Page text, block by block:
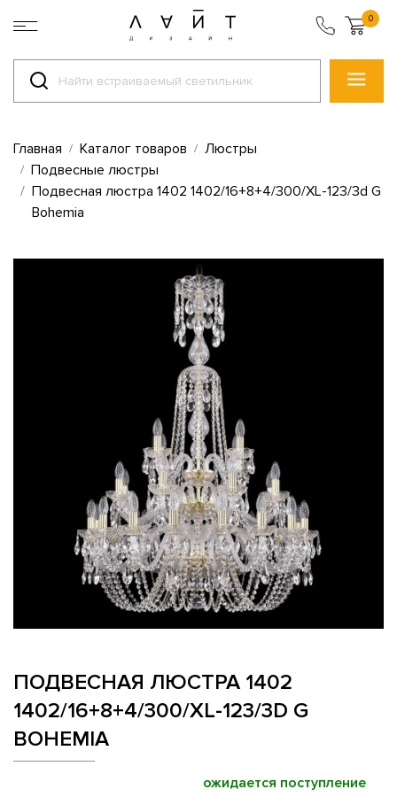
0
Главная Каталог товаров
Люстры
Подвесные люстры
Подвесная люстра 1402 1402/16+8+4/300/XL-123/3d G
Bohemia
ПОДВЕСНАЯ ЛЮСТРА 1402
1402/16+8+4/300/XL-123/3D G
BOHEMIA
ожидается поступление